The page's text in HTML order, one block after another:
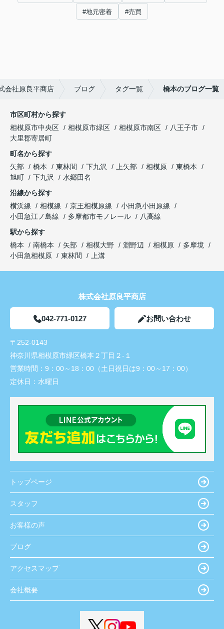
#地元密着 #売買
会社原良平商店 ブログ タグ一覧 橋本のブログ一覧
市区町村から探す
相模原市中央区
相模原市緑区 相模原市南区
八王子市
大里郡寄居町
町名から探す
矢部
橋本 東林間 下九沢 上矢部 相模原
東橋本
旭町
下九沢
水郷田名
沿線から探す
横浜線
相模線 京王相模原線
小田急小田原線
小田急江ノ島線
多摩都市モノレール
八高線
駅から探す
橋本
南橋本 矢部 相模大野 淵野辺 相模原
多摩境
小田急相模原
東林間 上溝
株式会社原良平商店
042-771-0127 お問い合わせ
〒252-0143
神奈川県相模原市緑区橋本２丁目２-１
営業時間： 9：00～18：00（土日祝日は9：00～17：00）
定休日： 水曜日
トップページ
スタッフ
お客様の声
ブログ
アクセスマップ
会社概要